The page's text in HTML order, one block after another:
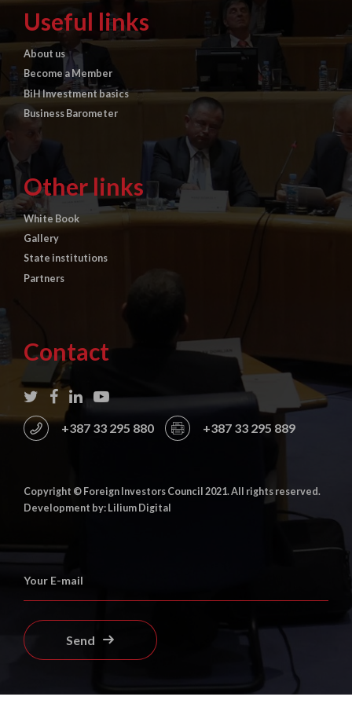
Useful links
About us
Become a Member
BiH Investment basics
Business Barometer
Other links
White Book
Gallery
State institutions
Partners
Contact
+387 33 295 880 +387 33 295 889
Copyright © Foreign Investors Council 2021. All rights reserved.
Development by: Lilium Digital
Send